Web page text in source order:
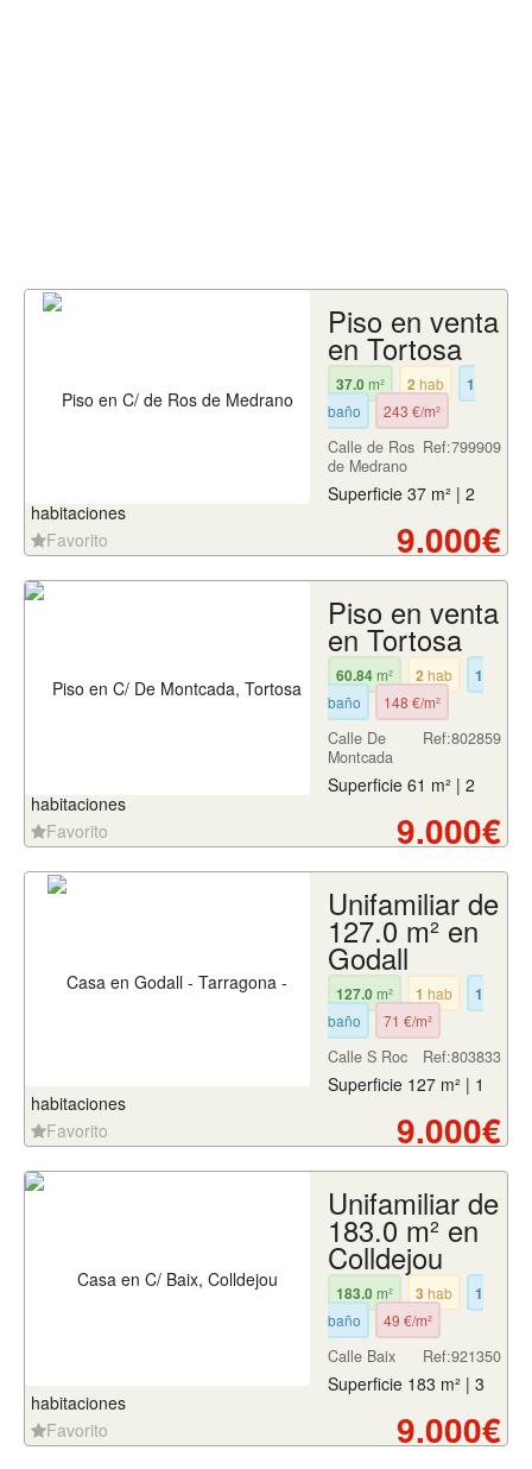
Piso en venta
en Tortosa
37.0m² 2 hab 1
baño 243 €/m²
Ref:799909
Calle de Ros
de Medrano
Superficie 37 m² | 2
habitaciones
Favorito
9.000€
Piso en venta
en Tortosa
60.84m² 2 hab 1
baño 148 €/m²
Ref:802859
Calle De
Montcada
Superficie 61 m² | 2
habitaciones
Favorito
9.000€
Unifamiliar de
127.0 m² en
Godall
127.0m² 1 hab 1
baño 71 €/m²
Ref:803833
Calle S Roc
Superficie 127 m² | 1
habitaciones
Favorito
9.000€
Unifamiliar de
183.0 m² en
Colldejou
183.0m² 3 hab 1
baño 49 €/m²
Ref:921350
Calle Baix
Superficie 183 m² | 3
habitaciones
Favorito
9.000€